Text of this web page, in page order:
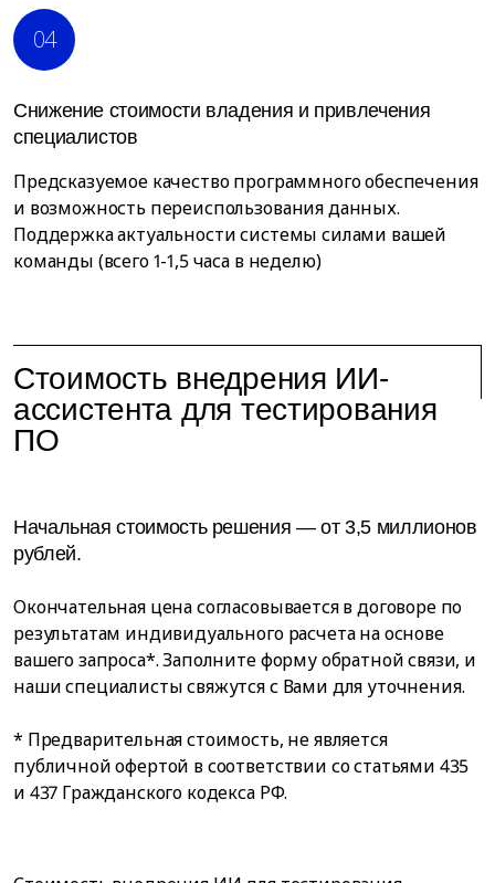
04
Снижение стоимости владения и привлечения
специалистов
Предсказуемое качество программного обеспечения
и возможность переиспользования данных.
Поддержка актуальности системы силами вашей
команды (всего 1-1,5 часа в неделю)
Стоимость внедрения ИИ-
ассистента для тестирования
ПО
Начальная стоимость решения — от 3,5 миллионов
рублей.
Окончательная цена согласовывается в договоре по
результатам индивидуального расчета на основе
вашего запроса*. Заполните форму обратной связи, и
наши специалисты свяжутся с Вами для уточнения.
* Предварительная стоимость, не является
публичной офертой в соответствии со статьями 435
и 437 Гражданского кодекса РФ.